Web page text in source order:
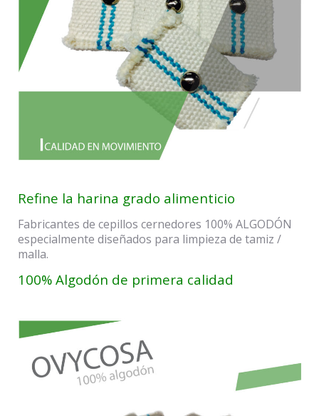
Refine la harina grado alimenticio
Fabricantes de cepillos cernedores 100% ALGODÓN
especialmente diseñados para limpieza de tamiz /
malla.
100% Algodón de primera calidad